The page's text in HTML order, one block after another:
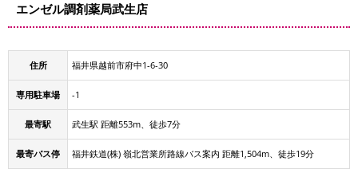
エンゼル調剤薬局武生店
住所 福井県越前市府中1-6-30
専用駐車場 -1
最寄駅 武生駅 距離553m、徒歩7分
最寄バス停 福井鉄道(株) 嶺北営業所路線バス案内 距離1,504m、徒歩19分